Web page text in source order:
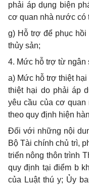
phải áp dụng biện
cơ quan nhà nước có
g) Hỗ trợ để phục
thủy sản;
4. Mức hỗ trợ từ ngân
a) Mức hỗ trợ thiệt
thiệt hại do phải áp
yêu cầu của cơ
theo quy định hiện
Đối với những nội
Bộ Tài chính chủ trì,
triển nông thôn trình
quy định tại điểm b
của Luật thú y; Ủy